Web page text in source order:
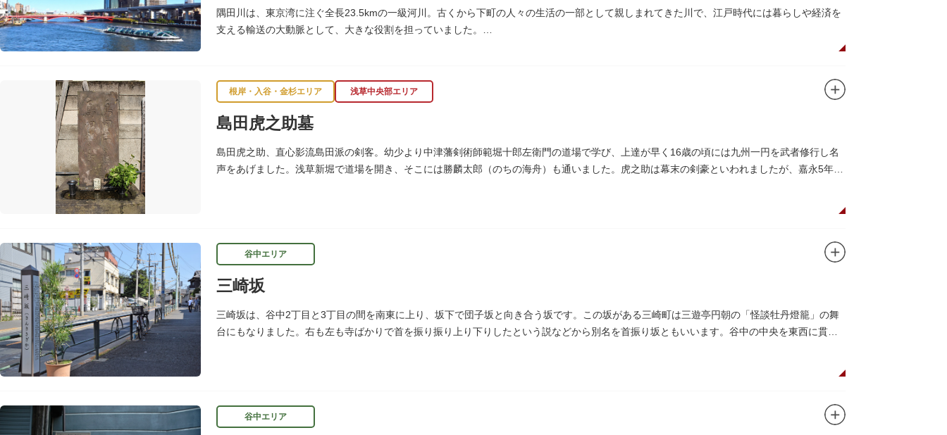
隅田川は、東京湾に注ぐ全長23.5kmの一級河川。古くから下町の人々の生活の一部として親しまれてきた川で、江戸時代には暮らしや経済を
支える輸送の大動脈として、大きな役割を担っていました。
す。
川沿いには「隅田川テラス」と呼ばれる遊歩道も整備されています。心地よい風に吹かれながら、緑化が施された遊歩道で散歩やジョギング
を楽しんだ後は、オープンカフェでほっと一息つくのもおすすめです。
隅田川にかかる橋々も、それぞれ特徴的な形をしていて見応えは抜群。せっかくなら水上バスに乗船して、優雅に観察してみてはいかがでし
ょうか。
根岸・入谷・金杉エリア 浅草中央部エリア
島田虎之助墓
島田虎之助、直心影流島田派の剣客。幼少より中津藩剣術師範堀十郎左衛門の道場で学び、上達が早く16歳の頃には九州一円を武者修行し名
声をあげました。浅草新堀で道場を開き、そこには勝麟太郎（のちの海舟）も通いました。虎之助は幕末の剣豪といわれましたが、嘉永5年
谷中エリア
三崎坂
三崎坂は、谷中2丁目と3丁目の間を南東に上り、坂下で団子坂と向き合う坂です。この坂がある三崎町は三遊亭円朝の「怪談牡丹燈籠」の舞
台にもなりました。右も左も寺ばかりで首を振り振り上り下りしたという説などから別名を首振り坂ともいいます。谷中の中央を東西に貫く
谷中エリア